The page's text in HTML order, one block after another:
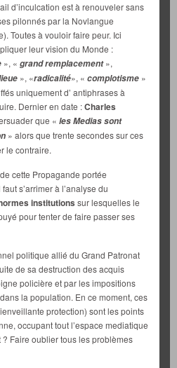
d’inculcation est à renouveler sans
pilonnés par la Novlangue
Toutes à vouloir faire peur. Ici
leur vision du Monde :
», « grand remplacement»,
», «radicalité», « complotisme »
uniquement d’ antiphrases à
Dernier en date :Charles
que « les Medias sont
» alors que trente secondes sur ces
le contraire.
cette Propagande portée
s’arrimer à l’analyse du
institutions sur lesquelles le
pour tenter de faire passer ses
politique allié du Grand Patronat
de sa destruction des acquis
policière et par les impositions
la population. En ce moment, ces
protection) sont les points
occupant tout l’espace mediatique
Faire oublier tous les problèmes